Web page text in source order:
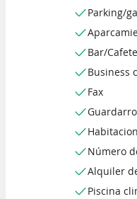
Parking/
Bar/
Business
Fax
Número
Alquiler
Piscina